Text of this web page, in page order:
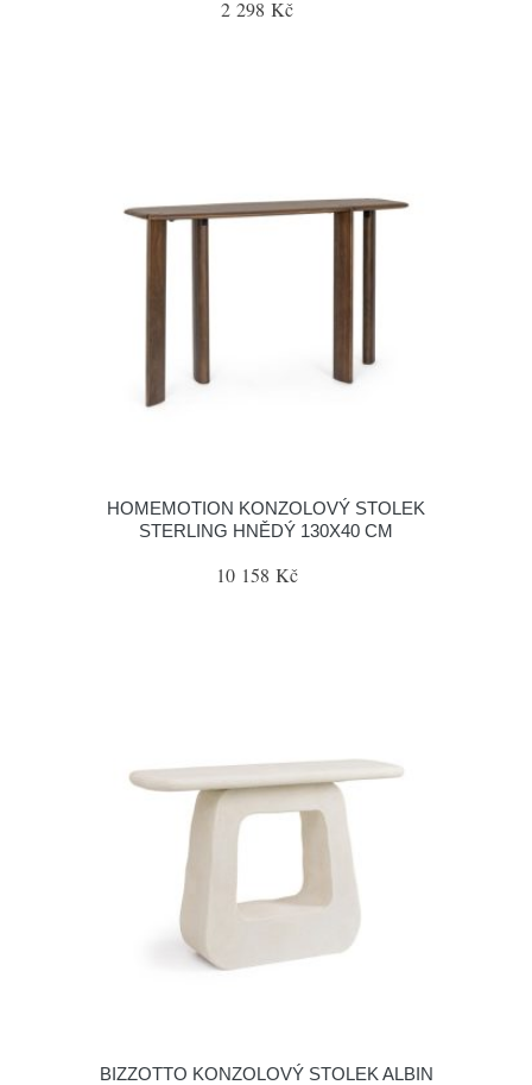
2 298 Kč
HOMEMOTION KONZOLOVÝ STOLEK
STERLING HNĚDÝ 130X40 CM
10 158 Kč
BIZZOTTO KONZOLOVÝ STOLEK ALBIN